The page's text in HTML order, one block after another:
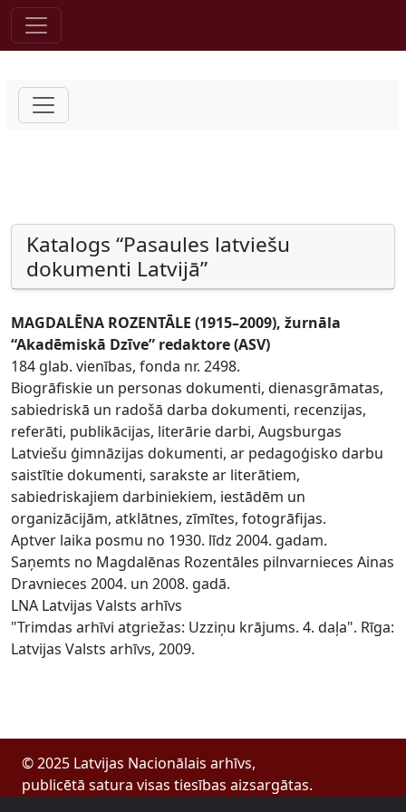
Pāriet uz saturu
Katalogs “Pasaules latviešu
dokumenti Latvijā”
MAGDALĒNA ROZENTĀLE (1915–2009), žurnāla
“Akadēmiskā Dzīve” redaktore (ASV)
184 glab. vienības, fonda nr. 2498.
Biogrāfiskie un personas dokumenti, dienasgrāmatas,
sabiedriskā un radošā darba dokumenti, recenzijas,
referāti, publikācijas, literārie darbi, Augsburgas
Latviešu ģimnāzijas dokumenti, ar pedagoģisko darbu
saistītie dokumenti, sarakste ar literātiem,
sabiedriskajiem darbiniekiem, iestādēm un
organizācijām, atklātnes, zīmītes, fotogrāfijas.
Aptver laika posmu no 1930. līdz 2004. gadam.
Saņemts no Magdalēnas Rozentāles pilnvarnieces Ainas
Dravnieces 2004. un 2008. gadā.
LNA Latvijas Valsts arhīvs
"Trimdas arhīvi atgriežas: Uzziņu krājums. 4. daļa". Rīga:
Latvijas Valsts arhīvs, 2009.
© 2025 Latvijas Nacionālais arhīvs,
publicētā satura visas tiesības aizsargātas.